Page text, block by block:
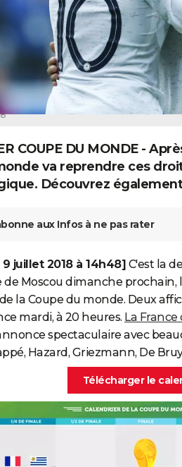
COUPE DU MONDE -
va reprendre ces
Découvrez
aux Infos à ne pas rater
juillet 2018 à 14h48] C'est la
Moscou dimanche prochain,
la Coupe du monde. Deux
mardi, à 20 heures. La
spectaculaire avec
Hazard, Griezmann, De
Télécharger le